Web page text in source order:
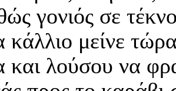
γονιός σε
μείνε τώρα
και λούσου να